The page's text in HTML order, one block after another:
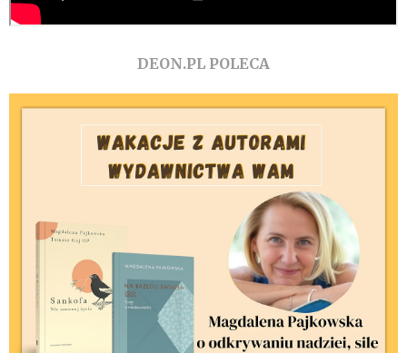
DEON.PL POLECA